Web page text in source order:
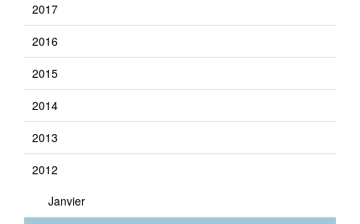
2017
2016
2015
2014
2013
2012
Janvier